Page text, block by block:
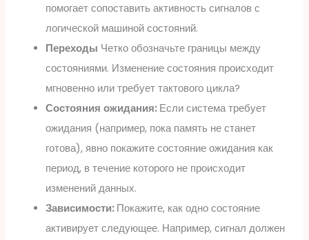
помогает сопоставить активность сигналов с
логической машиной состояний.
Переходы Четко обозначьте границы между
состояниями. Изменение состояния происходит
мгновенно или требует тактового цикла?
Состояния ожидания:Если система требует
ожидания (например, пока память не станет
готова), явно покажите состояние ожидания как
период, в течение которого не происходит
изменений данных.
Зависимости:Покажите, как одно состояние
активирует следующее. Например, сигнал должен